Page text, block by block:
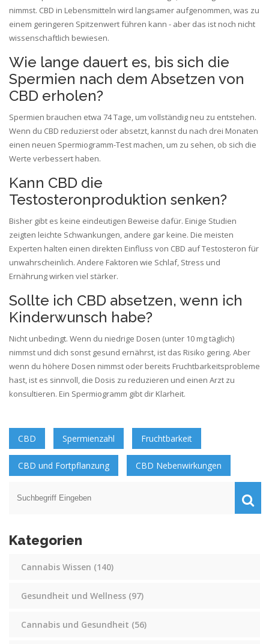
nimmst. CBD in Lebensmitteln wird langsamer aufgenommen, was zu
einem geringeren Spitzenwert führen kann - aber das ist noch nicht
wissenschaftlich bewiesen.
Wie lange dauert es, bis sich die
Spermien nach dem Absetzen von
CBD erholen?
Spermien brauchen etwa 74 Tage, um vollständig neu zu entstehen.
Wenn du CBD reduzierst oder absetzt, kannst du nach drei Monaten
einen neuen Spermiogramm-Test machen, um zu sehen, ob sich die
Werte verbessert haben.
Kann CBD die
Testosteronproduktion senken?
Bisher gibt es keine eindeutigen Beweise dafür. Einige Studien
zeigten leichte Schwankungen, andere gar keine. Die meisten
Experten halten einen direkten Einfluss von CBD auf Testosteron für
unwahrscheinlich. Andere Faktoren wie Schlaf, Stress und
Ernährung wirken viel stärker.
Sollte ich CBD absetzen, wenn ich
Kinderwunsch habe?
Nicht unbedingt. Wenn du niedrige Dosen (unter 10 mg täglich)
nimmst und dich sonst gesund ernährst, ist das Risiko gering. Aber
wenn du höhere Dosen nimmst oder bereits Fruchtbarkeitsprobleme
hast, ist es sinnvoll, die Dosis zu reduzieren und einen Arzt zu
konsultieren. Ein Spermiogramm gibt dir Klarheit.
CBD Spermienzahl Fruchtbarkeit
CBD und Fortpflanzung CBD Nebenwirkungen
Kategorien
Cannabis Wissen (140)
Gesundheit und Wellness (97)
Cannabis und Gesundheit (56)